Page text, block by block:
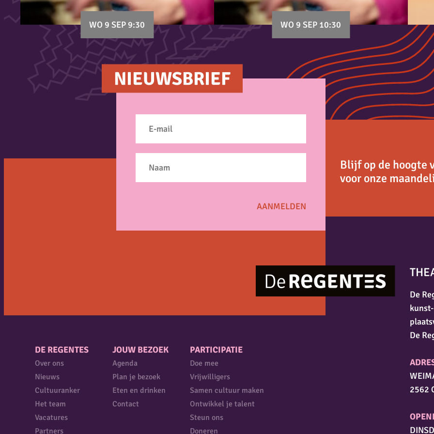
WO 9 SEP 9:30 WO 9 SEP 10:30
NIEUWSBRIEF
Blijf op de hoogte
voor onze
DE REGENTES
Over ons
Nieuws
Cultuuranker
Het team
Vacatures
Partners
JOUW BEZOEK
Agenda
Plan je bezoek
Eten en drinken
Contact
PARTICIPATIE
Doe mee
Vrijwilligers
Samen cultuur maken
Ontwikkel je talent
Steun ons
Doneren
De
De
2562